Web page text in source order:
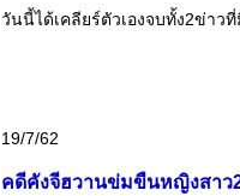
วันนี้ได้เคลียร์ตัวเองจบทั้ง2ข่า
19/7/62
คดีคังจีฮวานข่มขืนหญิงสาว